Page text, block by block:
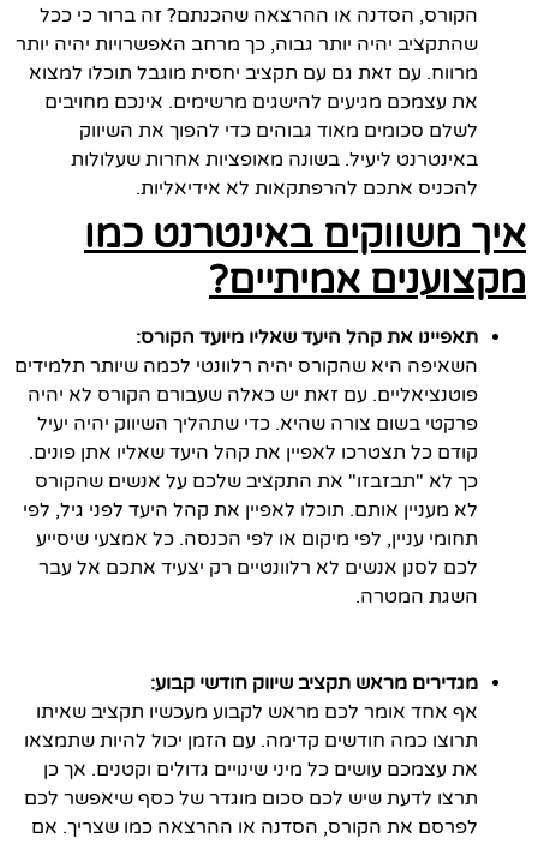
הקורס, הסדנה או ההרצאה שהכנתם? זה ברור כי ככל
שהתקציב יהיה יותר גבוה, כך מרחב האפשרויות יהיה יותר
מרווח. עם זאת גם עם תקציב יחסית מוגבל תוכלו למצוא
את עצמכם מגיעים להישגים מרשימים. אינכם מחויבים
לשלם סכומים מאוד גבוהים כדי להפוך את השיווק
באינטרנט ליעיל. בשונה מאופציות אחרות שעלולות
להכניס אתכם להרפתקאות לא אידיאליות.
איך משווקים באינטרנט כמו
מקצוענים אמיתיים?
תאפיינו את קהל היעד שאליו מיועד הקורס:
השאיפה היא שהקורס יהיה רלוונטי לכמה שיותר תלמידים
פוטנציאליים. עם זאת יש כאלה שעבורם הקורס לא יהיה
פרקטי בשום צורה שהיא. כדי שתהליך השיווק יהיה יעיל
קודם כל תצטרכו לאפיין את קהל היעד שאליו אתן פונים.
כך לא "תבזבזו" את התקציב שלכם על אנשים שהקורס
לא מעניין אותם. תוכלו לאפיין את קהל היעד לפני גיל, לפי
תחומי עניין, לפי מיקום או לפי הכנסה. כל אמצעי שיסייע
לכם לסנן אנשים לא רלוונטיים רק יצעיד אתכם אל עבר
השגת המטרה.
מגדירים מראש תקציב שיווק חודשי קבוע:
אף אחד אומר לכם מראש לקבוע מעכשיו תקציב שאיתו
תרוצו כמה חודשים קדימה. עם הזמן יכול להיות שתמצאו
את עצמכם עושים כל מיני שינויים גדולים וקטנים. אך כן
תרצו לדעת שיש לכם סכום מוגדר של כסף שיאפשר לכם
לפרסם את הקורס, הסדנה או ההרצאה כמו שצריך. אם